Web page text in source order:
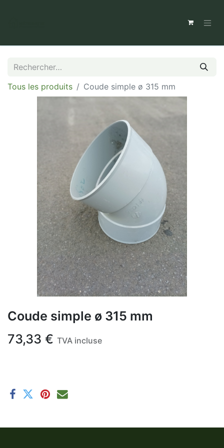
Tous les produits Coude simple ø 315 mm
Coude simple ø 315 mm
73,33 € TVA incluse